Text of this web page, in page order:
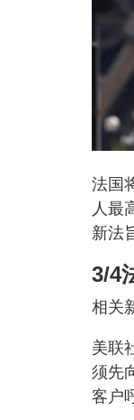
法国
人最
新法
3/4
相关
美联
须先
客户